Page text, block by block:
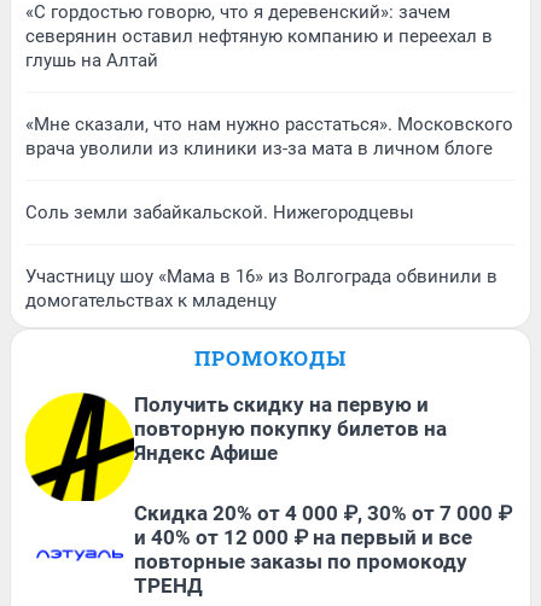
«С гордостью говорю, что я деревенский»: зачем
северянин оставил нефтяную компанию и переехал в
глушь на Алтай
«Мне сказали, что нам нужно расстаться». Московского
врача уволили из клиники из-за мата в личном блоге
Соль земли забайкальской. Нижегородцевы
Участницу шоу «Мама в 16» из Волгограда обвинили в
домогательствах к младенцу
ПРОМОКОДЫ
Получить скидку на первую и
повторную покупку билетов на
Яндекс Афише
Скидка 20% от 4 000 ₽, 30% от 7 000 ₽
и 40% от 12 000 ₽ на первый и все
повторные заказы по промокоду
ТРЕНД